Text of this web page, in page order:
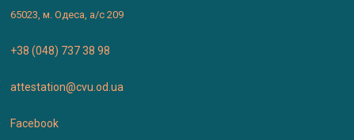
65023, м. Одеса, а/с 209
+38 (048) 737 38 98
attestation@cvu.od.ua
Facebook